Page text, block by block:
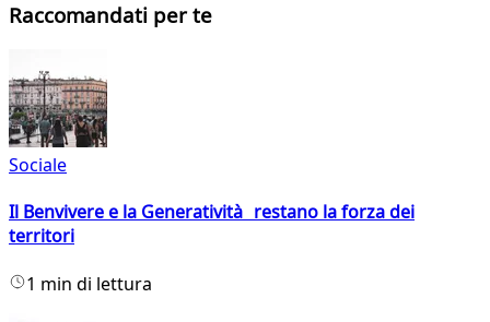
Raccomandati per te
Sociale
Il Benvivere e la Generatività restano la forza dei
territori
1 min di lettura